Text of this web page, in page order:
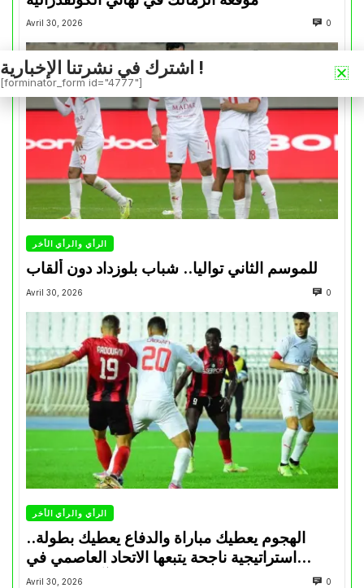
Avril 30, 2026 0
الرأي والرأي الأخر
للموسم الثاني تواليا.. شباب بلوزداد دون ألقاب
Avril 30, 2026 0
الرأي والرأي الأخر
الهجوم يعطيك مباراة والدفاع يعطيك بطولة..
استراتيجية ناجحة يتبعها الاتحاد العاصمي في
تتويجاته آخر السنوات
Avril 30, 2026 0
اشترك في نشرتنا الإخبارية !
[forminator_form id="4777"]